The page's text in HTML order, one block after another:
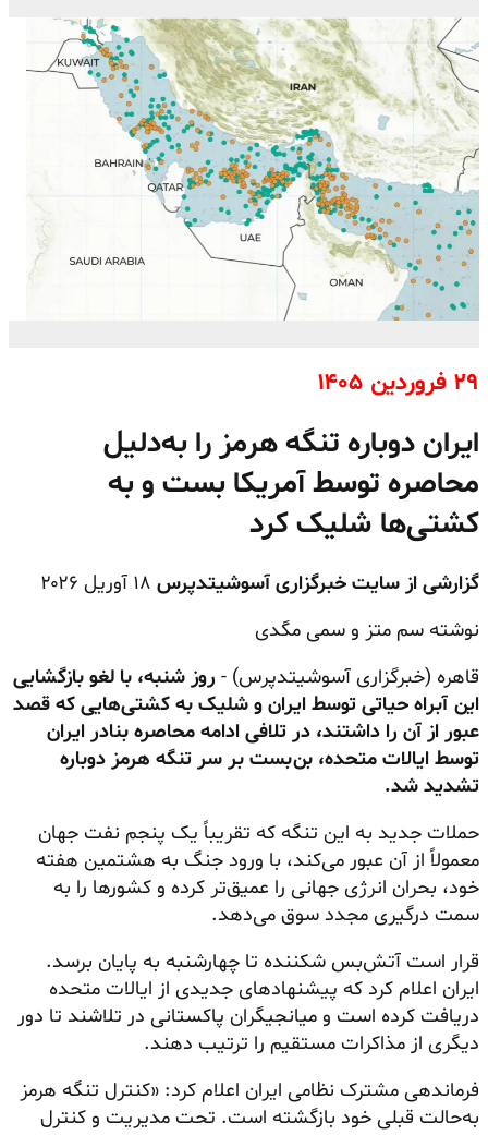
۲۹ فروردین ۱۴۰۵
ایران دوباره تنگه هرمز را به‌دلیل
محاصره توسط آمریکا بست و به
کشتی‌ها شلیک کرد
گزارشی از سایت خبرگزاری آسوشیتدپرس ۱۸ آوریل ۲۰۲۶
نوشته سم متز و سمی مگدی
قاهره (خبرگزاری آسوشیتدپرس) - روز شنبه، با لغو بازگشایی
این آبراه حیاتی توسط ایران و شلیک به کشتی‌هایی که قصد
عبور از آن را داشتند، در تلافی ادامه محاصره بنادر ایران
توسط ایالات متحده، بن‌بست بر سر تنگه هرمز دوباره
تشدید شد.
حملات جدید به این تنگه که تقریباً یک پنجم نفت جهان
معمولاً از آن عبور می‌کند، با ورود جنگ به هشتمین هفته
خود، بحران انرژی جهانی را عمیق‌تر کرده و کشورها را به
سمت درگیری مجدد سوق می‌دهد.
قرار است آتش‌بس شکننده تا چهارشنبه به پایان برسد.
ایران اعلام کرد که پیشنهادهای جدیدی از ایالات متحده
دریافت کرده است و میانجیگران پاکستانی در تلاشند تا دور
دیگری از مذاکرات مستقیم را ترتیب دهند.
فرماندهی مشترک نظامی ایران اعلام کرد: «کنترل تنگه هرمز
به‌حالت قبلی خود بازگشته است. تحت مدیریت و کنترل